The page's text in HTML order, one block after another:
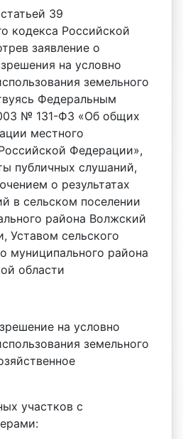
39
кодекса Российской
заявление о
на условно
земельного
Федеральным
№ 131-ФЗ «Об общих
местного
Федерации»,
публичных слушаний,
о результатах
в сельском поселении
района Волжский
Уставом сельского
муниципального района
области
на условно
земельного
участков с